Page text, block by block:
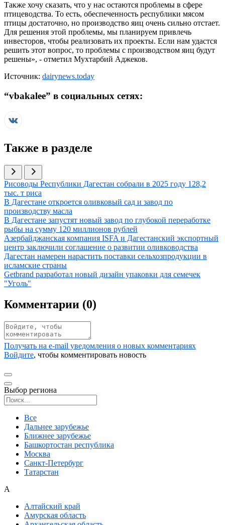
Также хочу сказать, что у нас остаются проблемы в сфере
птицеводства. То есть, обеспеченность республики мясом
птицы достаточно, но производство яиц очень сильно отстает.
Для решения этой проблемы, мы планируем привлечь
инвесторов, чтобы реализовать их проекты. Если нам удастся
решить этот вопрос, то проблемы с производством яиц будут
решены», - отметил Мухтарбий Аджеков.
Источник: dairynews.today
“vbakalee” в социальных сетях:
Также в разделе
Иллюстрация новости
Рисоводы Республики Дагестан собрали в 2025 году 128,2
тыс. т риса
Иллюстрация новости
В Дагестане откроется оливковый сад и завод по
производству масла
Иллюстрация новости
В Дагестане запустят новый завод по глубокой переработке
рыбы на сумму 120 миллионов рублей
Иллюстрация новости
Азербайджанская компания ISFA и Дагестанский экспортный
центр заключили соглашение о развитии оливководства
Иллюстрация новости
Дагестан намерен нарастить поставки сельхозпродукции в
исламские страны
Иллюстрация новости
Getbrand разработал новый дизайн упаковки для семечек
"Уголь"
Комментарии (0)
Получать на e‑mail уведомления о новых комментариях
Войдите, чтобы комментировать новость
Выбор региона
Все
Дальнее зарубежье
Ближнее зарубежье
Башкортостан республика
Москва
Санкт-Петербург
Татарстан
А
Алтайский край
Амурская область